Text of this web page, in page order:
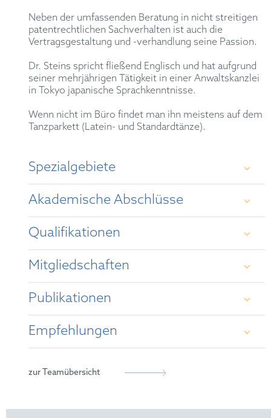
Neben der umfassenden Beratung in nicht streitigen
patentrechtlichen Sachverhalten ist auch die
Vertragsgestaltung und -verhandlung seine Passion.
Dr. Steins spricht fließend Englisch und hat aufgrund
seiner mehrjährigen Tätigkeit in einer Anwaltskanzlei
in Tokyo japanische Sprachkenntnisse.
Wenn nicht im Büro findet man ihn meistens auf dem
Tanzparkett (Latein- und Standardtänze).
Spezialgebiete
Tätigkeitsschwerpunkt sind Verträge und
Transaktionen mit Bezug zum gewerblichen
Portfolios). Prozessvertretung und außergerichtliche
Beratung insbesondere im Patent-, Wettbewerbs-,
unlauteren Wettbewerbs- und allgemeinen
Wirtschaftsrecht, sowie IT-Recht. Beratung von
japanischen Unternehmen zum deutschen und
europäischen Recht.
Akademische Abschlüsse
Universität des Saarlandes (1. Staatsexamen,
1995)
OLG Düsseldorf (2. Staatsexamen, 1998)
National University of Ireland/University
College Dublin, Masterabschluss International
Qualifikationen
Rechtsanwalt (1999)
Vertreter vor dem Einheitlichen Patentgericht
Mitgliedschaften
Rechtsanwaltskammer München
GRUR
DGRI
Publikationen
"ドイツ特許法の間接侵害に基づく損害の意義"
[The German Patent Law's Understanding of
author), in: Law & Technology No. 58, January
Empfehlungen
iam Patent 1000(2024): " [...]Clemens Tobias
contentious and non-contentious matters. Bringing a
advice with a commercial sensibility in mind."
zur Teamübersicht